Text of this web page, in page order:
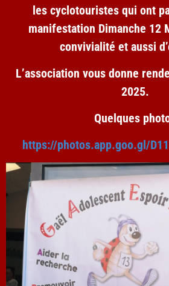
les cyclotouristes qui ont
manifestation Dimanche 12
convivialité et aussi
L’association vous donne
2025.
Quelques
https://photos.app.goo.gl/